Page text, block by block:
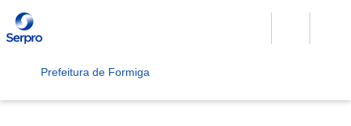
Prefeitura de Formiga